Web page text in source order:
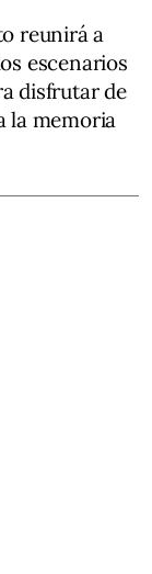
reunirá a
escenarios
disfrutar de
la memoria